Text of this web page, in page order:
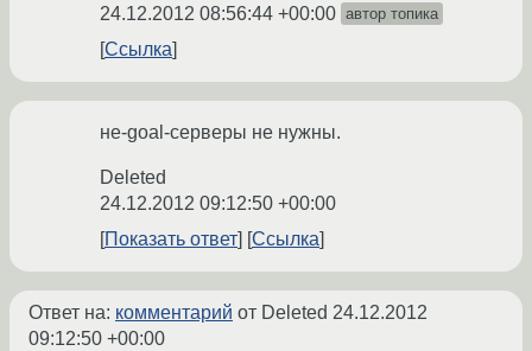
24.12.2012 08:56:44 +00:00 автор топика
Ссылка
не-goal-серверы не нужны.
Deleted
24.12.2012 09:12:50 +00:00
Показать ответ
Ссылка
Ответ на: комментарий от Deleted 24.12.2012
09:12:50 +00:00